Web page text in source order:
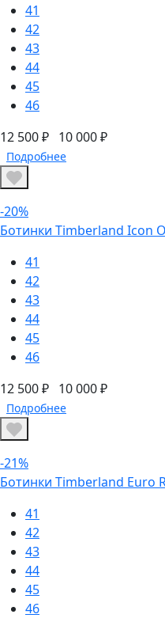
41
42
43
44
45
46
12 500 ₽ 10 000 ₽
Подробнее
-20%
Ботинки Timberland Icon
41
42
43
44
45
46
12 500 ₽ 10 000 ₽
Подробнее
-21%
Ботинки Timberland Euro
41
42
43
44
45
46